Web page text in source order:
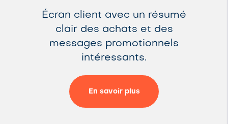
Écran client avec un résumé
clair des achats et des
messages promotionnels
intéressants.
En savoir plus